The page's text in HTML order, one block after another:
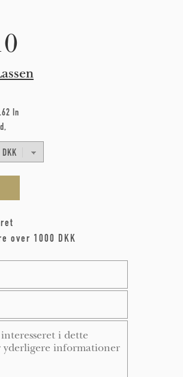
In
over 1000 DKK